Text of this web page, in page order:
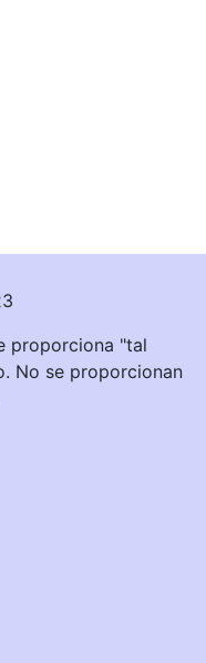
proporciona "tal
No se proporcionan